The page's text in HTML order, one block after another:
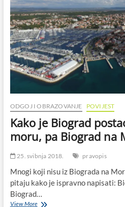
ODGOJ I OBRAZOVANJE POVIJEST
Kako je Biograd
moru, pa Biograd na
25. svibnja 2018. pravopis
Mnogi koji nisu iz Biograda na
pitaju kako je ispravno napisati:
Biograd…
View MoreKako